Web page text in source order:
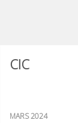
CIC
MARS 2024